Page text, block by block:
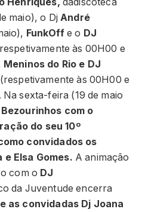
maio), o Dj André
FunkOffe o DJ
às 00H00 e
Meninos do Rio e DJ
às 00H00 e
sexta-feira (19 de maio
Bezourinhos com o
do seu 10º
convidados os
Elsa Gomes. A animação
com o DJ
da Juventude encerra
as convidadas Dj Joana